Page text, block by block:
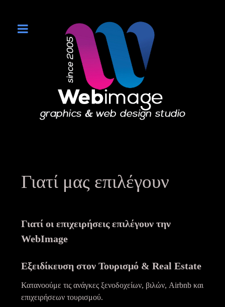
Γιατί μας επιλέγουν
Γιατί οι επιχειρήσεις επιλέγουν την
WebImage
Εξειδίκευση στον Τουρισμό & Real Estate
Κατανοούμε τις ανάγκες ξενοδοχείων, βιλών, Airbnb και
επιχειρήσεων τουρισμού.